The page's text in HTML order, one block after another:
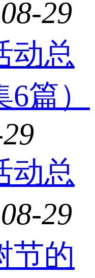
29
动总
篇）
动总
29
节的